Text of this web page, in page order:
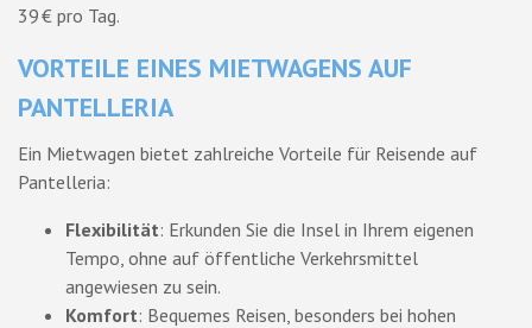
39 € pro Tag.
VORTEILE EINES MIETWAGENS AUF
PANTELLERIA
Ein Mietwagen bietet zahlreiche Vorteile für Reisende auf
Pantelleria:
Flexibilität: Erkunden Sie die Insel in Ihrem eigenen
Tempo, ohne auf öffentliche Verkehrsmittel
angewiesen zu sein.
Komfort: Bequemes Reisen, besonders bei hohen